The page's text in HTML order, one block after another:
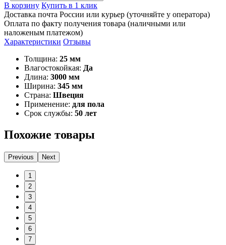
В корзину Купить в 1 клик
Доставка почта России или курьер (уточняйте у оператора)
Оплата по факту получения товара (наличными или
наложеным платежом)
Характеристики Отзывы
Толщина: 25 мм
Влагостокойкая: Да
Длина: 3000 мм
Ширина: 345 мм
Страна: Швеция
Применение: для пола
Срок службы: 50 лет
Похожие товары
Previous Next
1
2
3
4
5
6
7